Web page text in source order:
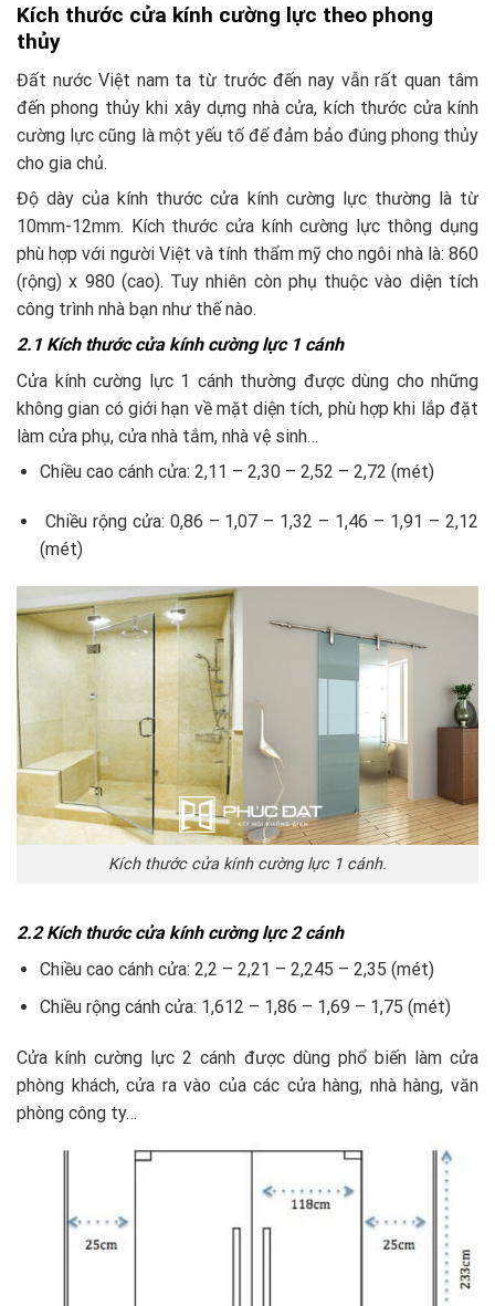
Kích thước cửa kính cường lực theo phong
thủy
Đất nước Việt nam ta từ trước đến nay vẫn rất quan tâm
đến phong thủy khi xây dựng nhà cửa, kích thước cửa kính
cường lực cũng là một yếu tố để đảm bảo đúng phong thủy
cho gia chủ.
Độ dày của kính thước cửa kính cường lực thường là từ
10mm-12mm. Kích thước cửa kính cường lực thông dụng
phù hợp với người Việt và tính thẩm mỹ cho ngôi nhà là: 860
(rộng) x 980 (cao). Tuy nhiên còn phụ thuộc vào diện tích
công trình nhà bạn như thế nào.
2.1 Kích thước cửa kính cường lực 1 cánh
Cửa kính cường lực 1 cánh thường được dùng cho những
không gian có giới hạn về mặt diện tích, phù hợp khi lắp đặt
làm cửa phụ, cửa nhà tắm, nhà vệ sinh…
Chiều cao cánh cửa: 2,11 – 2,30 – 2,52 – 2,72 (mét)
Chiều rộng cửa: 0,86 – 1,07 – 1,32 – 1,46 – 1,91 – 2,12
(mét)
Kích thước cửa kính cường lực 1 cánh.
2.2 Kích thước cửa kính cường lực 2 cánh
Chiều cao cánh cửa: 2,2 – 2,21 – 2,245 – 2,35 (mét)
Chiều rộng cánh cửa: 1,612 – 1,86 – 1,69 – 1,75 (mét)
Cửa kính cường lực 2 cánh được dùng phổ biến làm cửa
phòng khách, cửa ra vào của các cửa hàng, nhà hàng, văn
phòng công ty…